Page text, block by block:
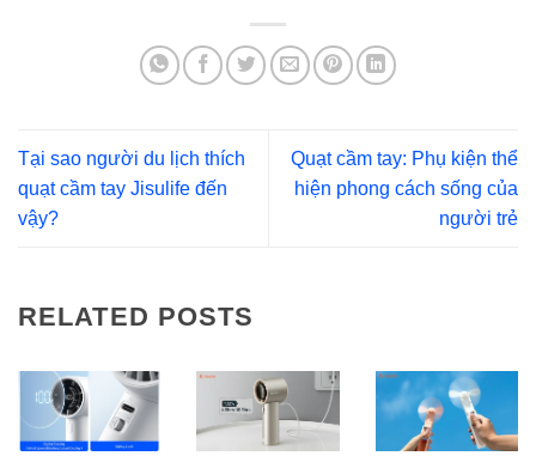
Tại sao người du lịch thích
quạt cầm tay Jisulife đến
vậy?
Quạt cầm tay: Phụ kiện thể
hiện phong cách sống của
người trẻ
RELATED POSTS